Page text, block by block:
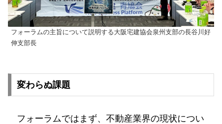
フォーラムの主旨について説明する大阪宅建協会泉州支部の長谷川好
伸支部長
変わらぬ課題
フォーラムではまず、不動産業界の現状につい